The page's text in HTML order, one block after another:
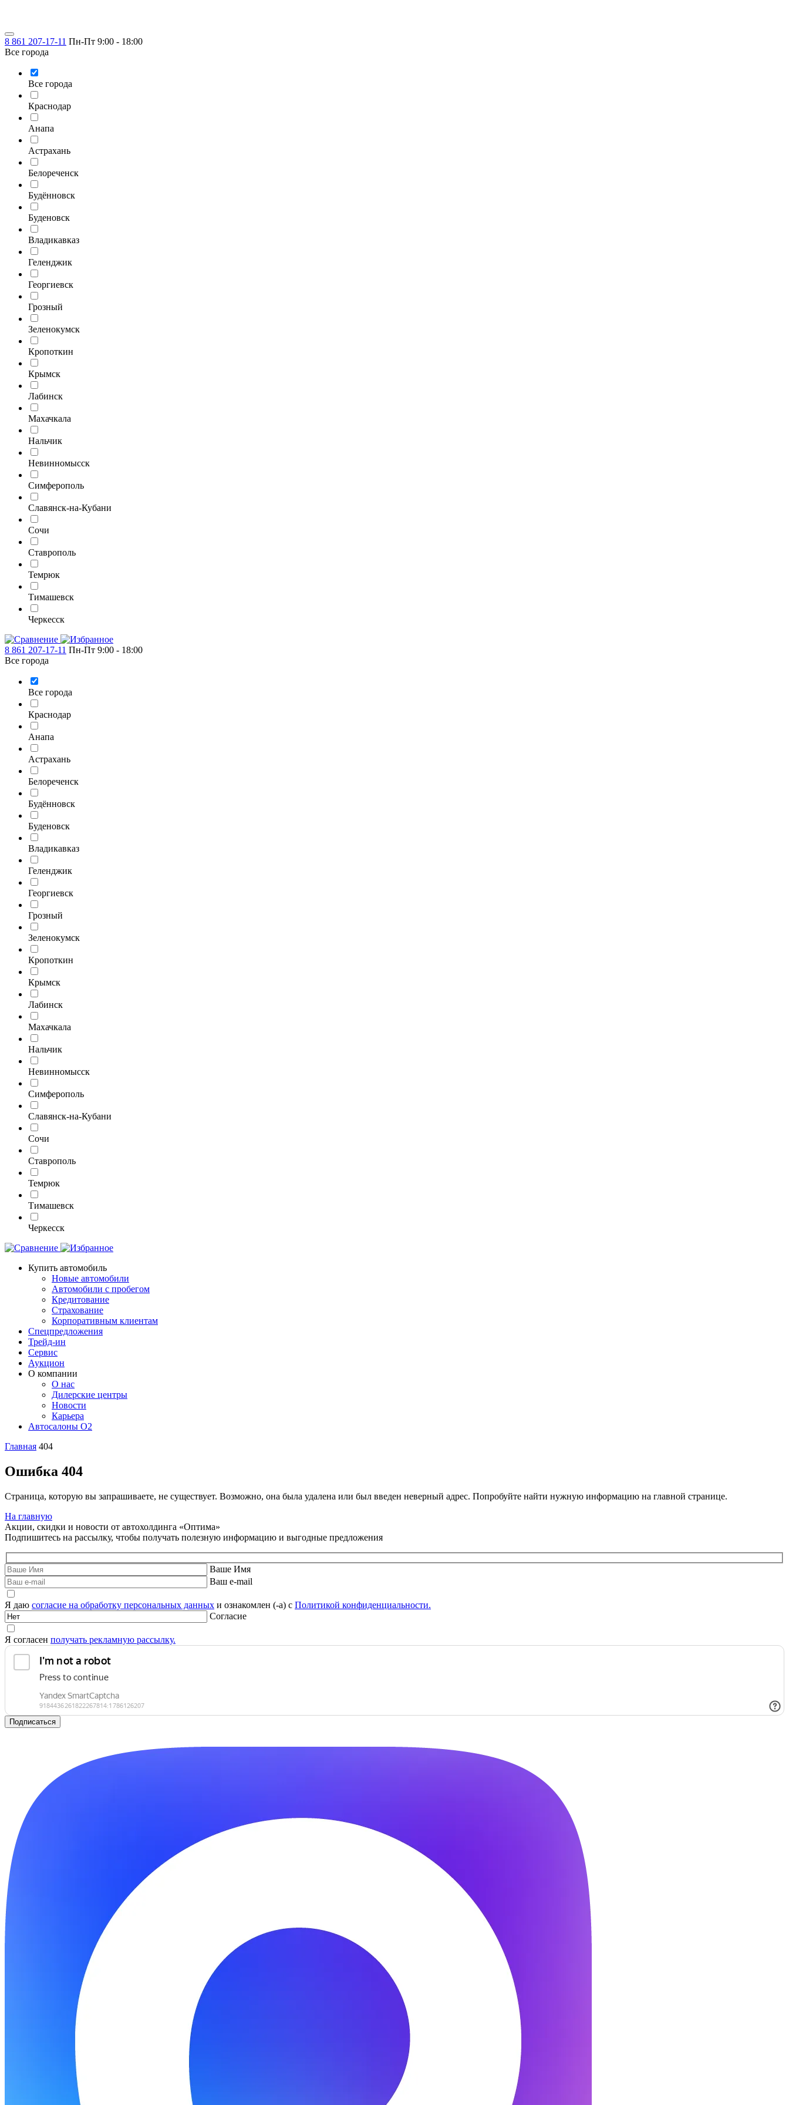
8 861 207-17-11 Пн-Пт 9:00 - 18:00
Все города
Все города
Краснодар
Анапа
Астрахань
Белореченск
Будённовск
Буденовск
Владикавказ
Геленджик
Георгиевск
Грозный
Зеленокумск
Кропоткин
Крымск
Лабинск
Махачкала
Нальчик
Невинномысск
Симферополь
Славянск-на-Кубани
Сочи
Ставрополь
Темрюк
Тимашевск
Черкесск
8 861 207-17-11 Пн-Пт 9:00 - 18:00
Все города
Все города
Краснодар
Анапа
Астрахань
Белореченск
Будённовск
Буденовск
Владикавказ
Геленджик
Георгиевск
Грозный
Зеленокумск
Кропоткин
Крымск
Лабинск
Махачкала
Нальчик
Невинномысск
Симферополь
Славянск-на-Кубани
Сочи
Ставрополь
Темрюк
Тимашевск
Черкесск
Купить автомобиль
Новые автомобили
Автомобили с пробегом
Кредитование
Страхование
Корпоративным клиентам
Спецпредложения
Трейд-ин
Сервис
Аукцион
О компании
О нас
Дилерские центры
Новости
Карьера
Автосалоны O2
Главная 404
Ошибка 404
Страница, которую вы запрашиваете, не существует. Возможно, она была удалена или был введен неверный адрес. Попробуйте найти нужную информацию на главной странице.
На главную
Акции, скидки и новости от автохолдинга «Оптима»
Подпишитесь на рассылку, чтобы получать полезную информацию и выгодные предложения
Ваше Имя
Ваш e-mail
Я даю согласие на обработку персональных данных и ознакомлен (-а) с Политикой конфиденциальности.
Согласие
Я согласен получать рекламную рассылку.